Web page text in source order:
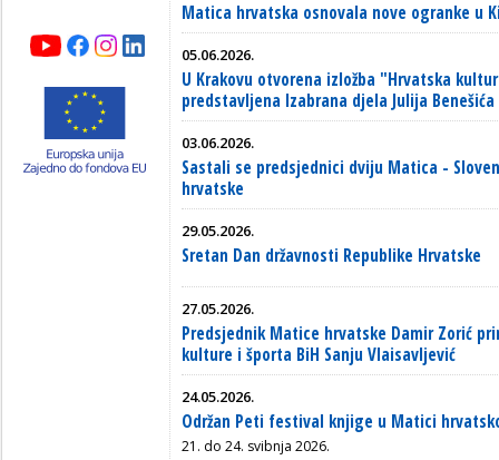
Matica hrvatska osnovala nove ogranke u
05.06.2026.
U Krakovu otvorena izložba "Hrvatska
predstavljena Izabrana djela Julija Benešića
03.06.2026.
Sastali se predsjednici dviju Matica -
hrvatske
29.05.2026.
Sretan Dan državnosti Republike Hrvatske
27.05.2026.
Predsjednik Matice hrvatske Damir Zorić
kulture i športa BiH Sanju Vlaisavljević
24.05.2026.
Održan Peti festival knjige u Matici
21. do 24. svibnja 2026.